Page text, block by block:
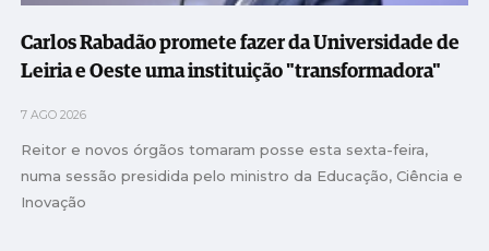
Carlos Rabadão promete fazer da Universidade de
Leiria e Oeste uma instituição "transformadora"
7 AGO 2026
Reitor e novos órgãos tomaram posse esta sexta-feira,
numa sessão presidida pelo ministro da Educação, Ciência e
Inovação